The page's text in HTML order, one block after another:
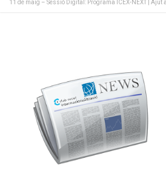
11 de maig – Sessió Digital: Programa ICEX-NEXT | Ajut